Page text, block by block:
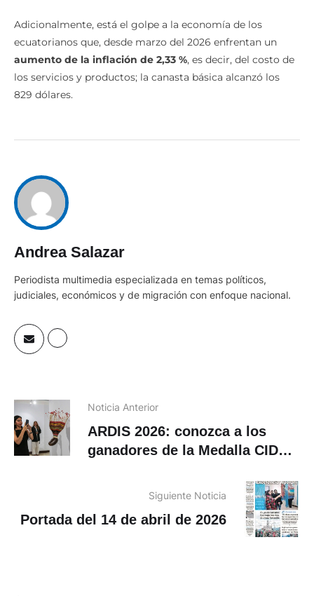
Adicionalmente, está el golpe a la economía de los
ecuatorianos que, desde marzo del 2026 enfrentan un
aumento de la inflación de 2,33 %, es decir, del costo de
los servicios y productos; la canasta básica alcanzó los
829 dólares.
Andrea Salazar
Periodista multimedia especializada en temas políticos,
judiciales, económicos y de migración con enfoque nacional.
Noticia Anterior
ARDIS 2026: conozca a los
ganadores de la Medalla CIDAP
Siguiente Noticia
Portada del 14 de abril de 2026